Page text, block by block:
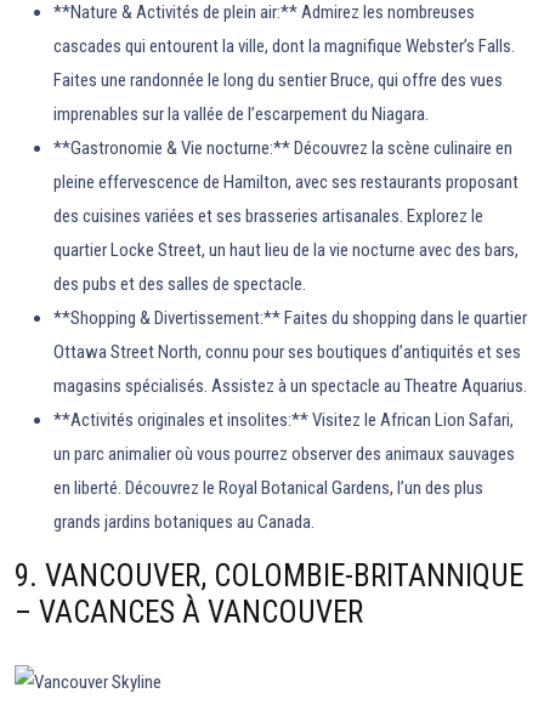
**Nature & Activités de plein air:** Admirez les nombreuses
cascades qui entourent la ville, dont la magnifique Webster’s Falls.
Faites une randonnée le long du sentier Bruce, qui offre des vues
imprenables sur la vallée de l’escarpement du Niagara.
**Gastronomie & Vie nocturne:** Découvrez la scène culinaire en
pleine effervescence de Hamilton, avec ses restaurants proposant
des cuisines variées et ses brasseries artisanales. Explorez le
quartier Locke Street, un haut lieu de la vie nocturne avec des bars,
des pubs et des salles de spectacle.
**Shopping & Divertissement:** Faites du shopping dans le quartier
Ottawa Street North, connu pour ses boutiques d’antiquités et ses
magasins spécialisés. Assistez à un spectacle au Theatre Aquarius.
**Activités originales et insolites:** Visitez le African Lion Safari,
un parc animalier où vous pourrez observer des animaux sauvages
en liberté. Découvrez le Royal Botanical Gardens, l’un des plus
grands jardins botaniques au Canada.
9. VANCOUVER, COLOMBIE-BRITANNIQUE
– VACANCES À VANCOUVER